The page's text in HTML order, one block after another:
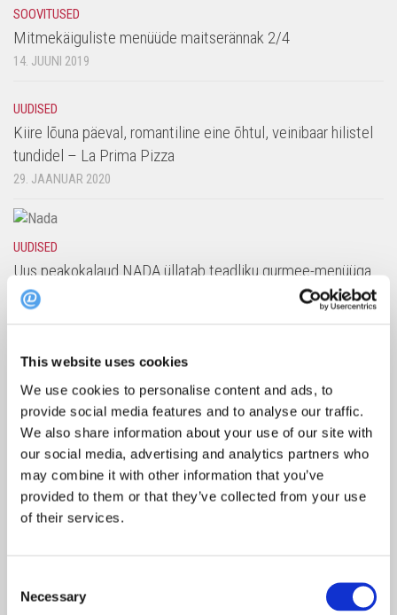
This website uses cookies
We use cookies to personalise content and ads, to
provide social media features and to analyse our traffic.
We also share information about your use of our site with
our social media, advertising and analytics partners who
may combine it with other information that you’ve
provided to them or that they’ve collected from your use
of their services.
Selection
Necessary
SOOVITUSED
Mitmekäiguliste menüüde maitserännak 2/4
14. JUUNI 2019
UUDISED
Kiire lõuna päeval, romantiline eine õhtul, veinibaar hilistel
tundidel – La Prima Pizza
29. JAANUAR 2020
UUDISED
Uus peakokalaud NADA üllatab teadliku gurmee-menüüga
24. JAANUAR 2020
SOOVITUSED
Elamused ootavad: vaata millised Tallinna restoranid taas
uksi avavad
30. APRILL 2020
SOOVITUSED
Avasta Eestit: Saaremaa Veski kutsub